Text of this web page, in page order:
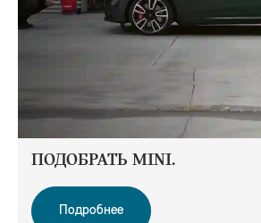
ПОДОБРАТЬ MINI.
Подробнее